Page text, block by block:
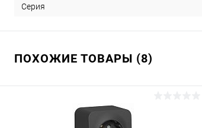
Серия
ПОХОЖИЕ ТОВАРЫ (8)